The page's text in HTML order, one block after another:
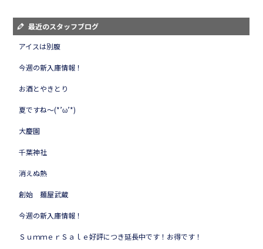
最近のスタッフブログ
アイスは別腹
今週の新入庫情報！
お酒とやきとり
夏ですね～(*’ω’*)
大慶園
千葉神社
消えぬ熱
創始 麺屋武蔵
今週の新入庫情報！
ＳｕｍｍｅｒＳａｌｅ好評につき延長中です！お得です！